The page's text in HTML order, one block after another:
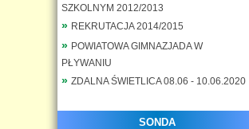
SZKOLNYM 2012/2013
REKRUTACJA 2014/2015
POWIATOWA GIMNAZJADA W
PŁYWANIU
ZDALNA ŚWIETLICA 08.06 - 10.06.2020
SONDA